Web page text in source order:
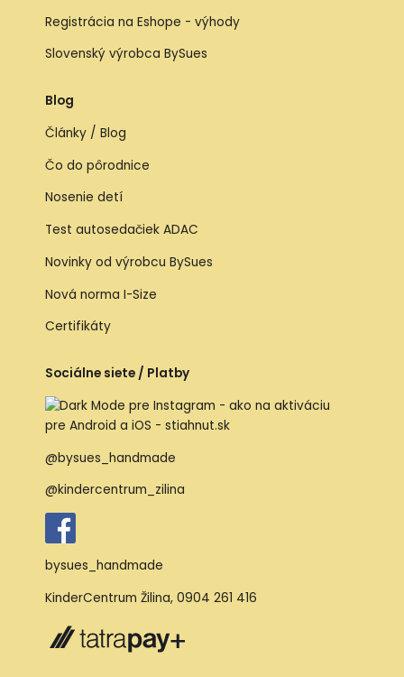
Registrácia na Eshope - výhody
Slovenský výrobca BySues
Blog
Články / Blog
Čo do pôrodnice
Nosenie detí
Test autosedačiek ADAC
Novinky od výrobcu BySues
Nová norma I-Size
Certifikáty
Sociálne siete / Platby
@bysues_handmade
@kindercentrum_zilina
bysues_handmade
KinderCentrum Žilina, 0904 261 416